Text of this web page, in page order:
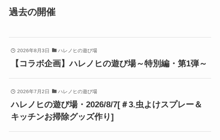
過去の開催
2026年8月3日 ハレノヒの遊び場
【コラボ企画】ハレノヒの遊び場～特別編・第1弾～
2026年7月2日 ハレノヒの遊び場
ハレノヒの遊び場・2026/8/7[＃3.虫よけスプレー＆
キッチンお掃除グッズ作り]